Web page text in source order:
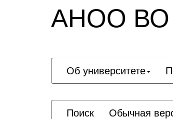
АНОО ВО
Об университете
Поиск Обычная